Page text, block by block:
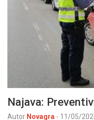
Najava:
Autor Novagra - 11/05/